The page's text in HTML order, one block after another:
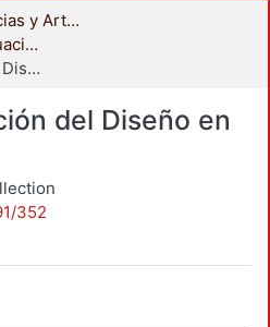
División de Ciencias y Artes para el Diseño
Departamento de Evaluación del Diseño en el Tiempo
Libros - Evaluación del Diseño en el Tiempo
del Diseño en
352